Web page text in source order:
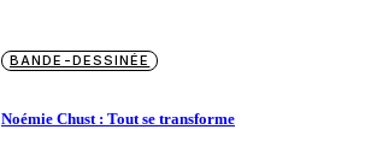
BANDE-DESSINÉE
Noémie Chust : Tout se transforme